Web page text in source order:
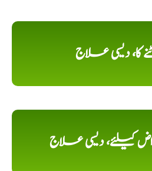
کا، دیسی علاج
دیسی علاج